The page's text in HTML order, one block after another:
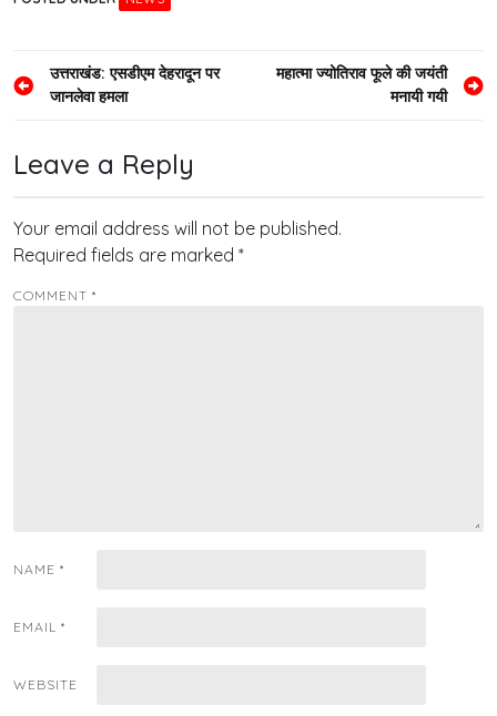
Post
navigation
उत्तराखंड: एसडीएम देहरादून पर
जानलेवा हमला
महात्‍मा ज्योतिराव फूले की जयंती
मनायी गयी
Leave a Reply
Your email address will not be published.
Required fields are marked *
COMMENT *
NAME *
EMAIL *
WEBSITE